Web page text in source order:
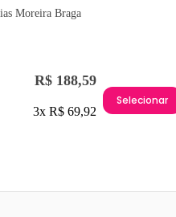
Moreira Braga
R$ 188,59
3x R$ 69,92
Selecionar